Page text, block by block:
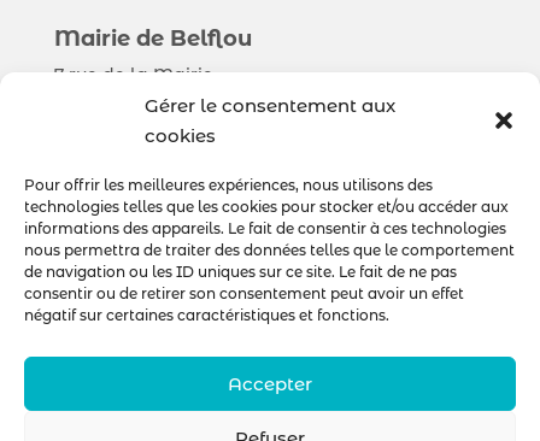
Gérer le consentement aux
cookies
Pour offrir les meilleures expériences, nous utilisons des
technologies telles que les cookies pour stocker et/ou accéder aux
informations des appareils. Le fait de consentir à ces technologies
nous permettra de traiter des données telles que le comportement
de navigation ou les ID uniques sur ce site. Le fait de ne pas
consentir ou de retirer son consentement peut avoir un effet
négatif sur certaines caractéristiques et fonctions.
Accepter
Mairie de Belflou
7 rue de la Mairie
11410 Belflou
Municipalité
Sorties & Découverte
Au quotidien